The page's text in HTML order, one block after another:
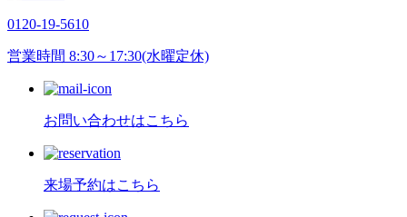
0120-19-5610
営業時間 8:30～17:30(水曜定休)
お問い合わせはこちら
来場予約はこちら